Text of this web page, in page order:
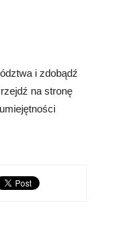
i zdobądź
na stronę